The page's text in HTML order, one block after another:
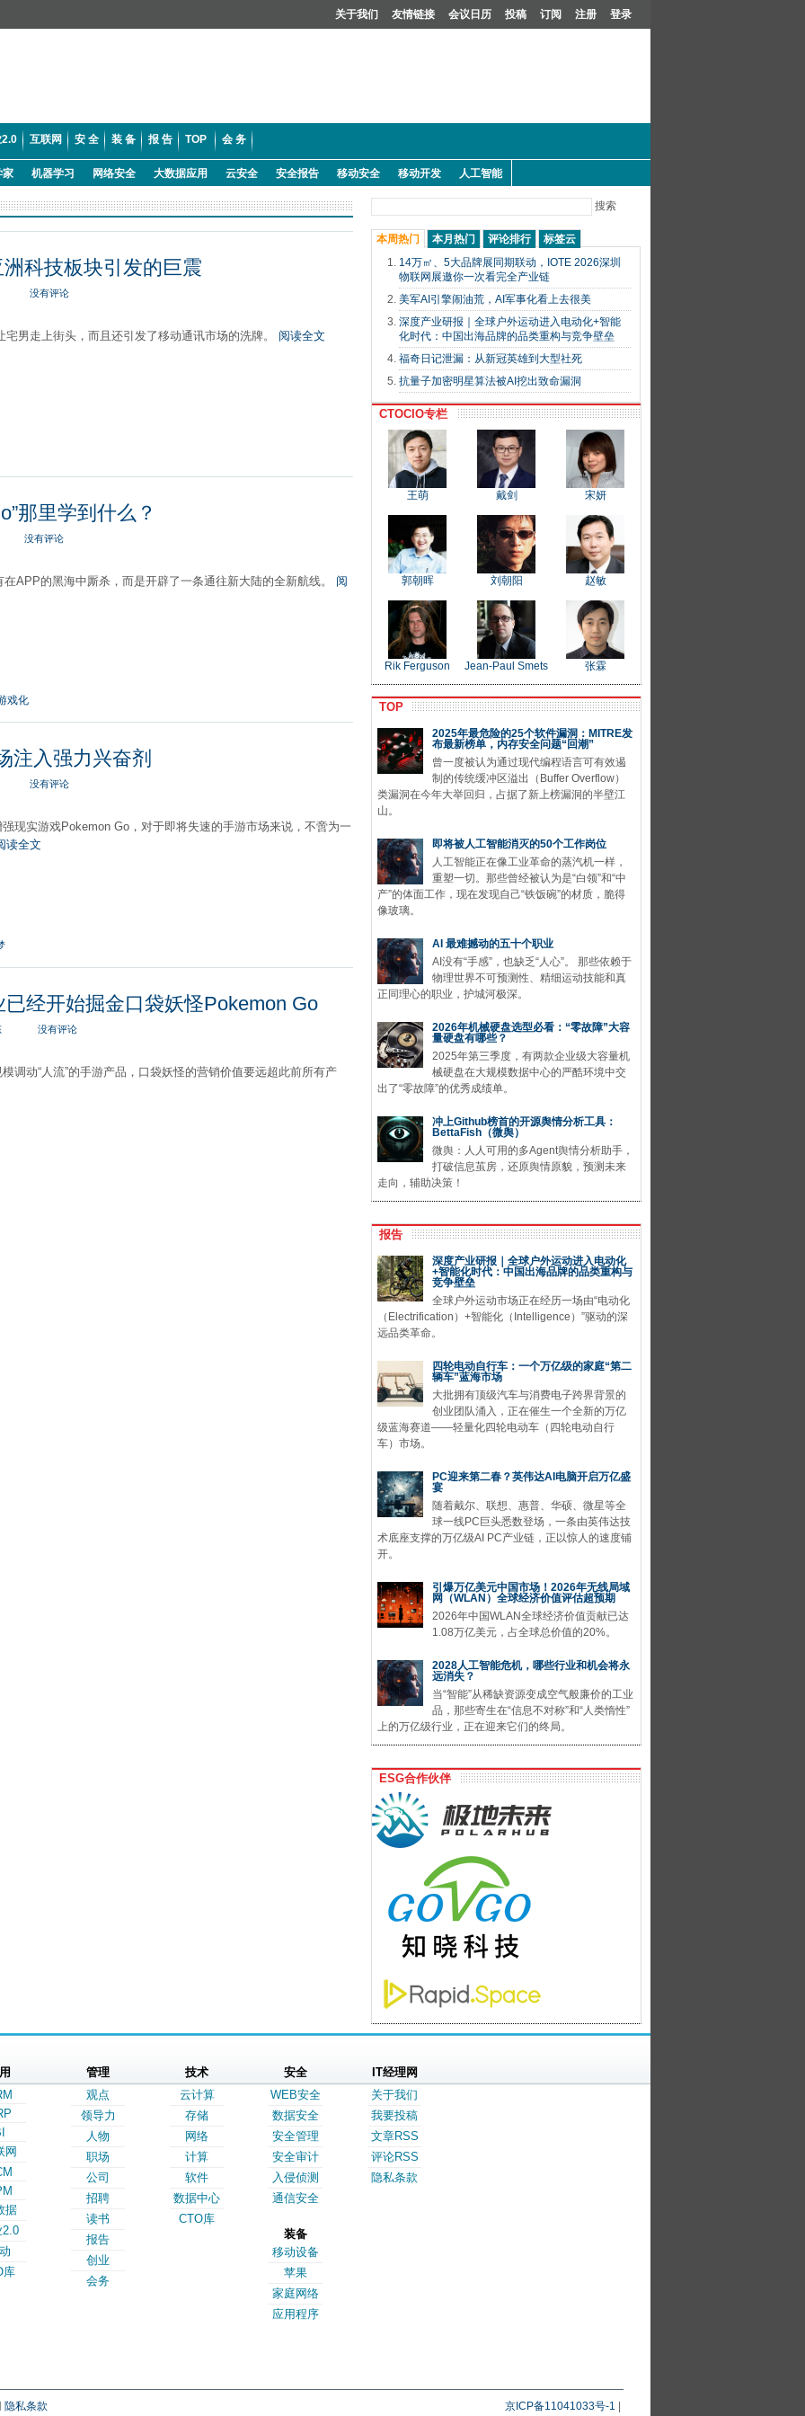
关于我们 友情链接 会议日历 投稿 订阅 注册 登录
互联网 安 全 装 备 报 告 TOP 会 务
家 机器学习 网络安全 大数据应用 云安全 安全报告 移动安全 移动开发 人工智能
科技板块引发的巨震
没有评论
宅男走上街头，而且还引发了移动通讯市场的洗牌。 阅读全文
那里学到什么？
没有评论
在APP的黑海中厮杀，而是开辟了一条通往新大陆的全新航线。 阅
戏化
注入强力兴奋剂
没有评论
现实游戏Pokemon Go，对于即将失速的手游市场来说，不啻为一
读全文
经开始掘金口袋妖怪Pokemon Go
没有评论
调动“人流”的手游产品，口袋妖怪的营销价值要远超此前所有产
搜索
本周热门 本月热门 评论排行
标签云
14万㎡、5大品牌展同期联动，IOTE 2026深圳
物联网展邀你一次看完全产业链
美军AI引擎闹油荒，AI军事化看上去很美
深度产业研报｜全球户外运动进入电动化+智能
化时代：中国出海品牌的品类重构与竞争壁垒
福奇日记泄漏：从新冠英雄到大型社死
抗量子加密明星算法被AI挖出致命漏洞
CTOCIO专栏
王萌 戴剑 宋妍
郭朝晖 刘朝阳 赵敏
Rik Ferguson Jean-Paul Smets 张霖
TOP
2025年最危险的25个软件漏洞：MITRE发
布最新榜单，内存安全问题“回潮”
曾一度被认为通过现代编程语言可有效遏
制的传统缓冲区溢出（Buffer Overflow）
类漏洞在今年大举回归，占据了新上榜漏洞的半壁江
山。
即将被人工智能消灭的50个工作岗位
人工智能正在像工业革命的蒸汽机一样，
重塑一切。那些曾经被认为是“白领”和“中
产”的体面工作，现在发现自己“铁饭碗”的材质，脆得
像玻璃。
AI 最难撼动的五十个职业
AI没有“手感”，也缺乏“人心”。 那些依赖于
物理世界不可预测性、精细运动技能和真
正同理心的职业，护城河极深。
2026年机械硬盘选型必看：“零故障”大容
量硬盘有哪些？
2025年第三季度，有两款企业级大容量机
械硬盘在大规模数据中心的严酷环境中交
出了“零故障”的优秀成绩单。
冲上Github榜首的开源舆情分析工具：
BettaFish（微舆）
微舆：人人可用的多Agent舆情分析助手，
打破信息茧房，还原舆情原貌，预测未来
走向，辅助决策！
报告
深度产业研报｜全球户外运动进入电动化
+智能化时代：中国出海品牌的品类重构与
竞争壁垒
全球户外运动市场正在经历一场由“电动化
（Electrification）+智能化（Intelligence）”驱动的深
远品类革命。
四轮电动自行车：一个万亿级的家庭“第二
辆车”蓝海市场
大批拥有顶级汽车与消费电子跨界背景的
创业团队涌入，正在催生一个全新的万亿
级蓝海赛道——轻量化四轮电动车（四轮电动自行
车）市场。
PC迎来第二春？英伟达AI电脑开启万亿盛
宴
随着戴尔、联想、惠普、华硕、微星等全
球一线PC巨头悉数登场，一条由英伟达技
术底座支撑的万亿级AI PC产业链，正以惊人的速度铺
开。
引爆万亿美元中国市场！2026年无线局域
网（WLAN）全球经济价值评估超预期
2026年中国WLAN全球经济价值贡献已达
1.08万亿美元，占全球总价值的20%。
2028人工智能危机，哪些行业和机会将永
远消失？
当“智能”从稀缺资源变成空气般廉价的工业
品，那些寄生在“信息不对称”和“人类惰性”
上的万亿级行业，正在迎来它们的终局。
ESG合作伙伴
网
据
2.0
库
管理
观点
领导力
人物
职场
公司
招聘
读书
报告
创业
会务
技术
云计算
存储
网络
计算
软件
数据中心
CTO库
安全
WEB安全
数据安全
安全管理
安全审计
入侵侦测
通信安全
装备
移动设备
苹果
家庭网络
应用程序
IT经理网
关于我们
我要投稿
文章RSS
评论RSS
隐私条款
隐私条款 京ICP备11041033号-1